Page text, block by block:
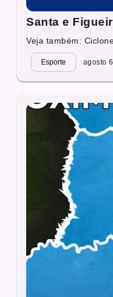
Santa e
Veja também:
Esporte agosto